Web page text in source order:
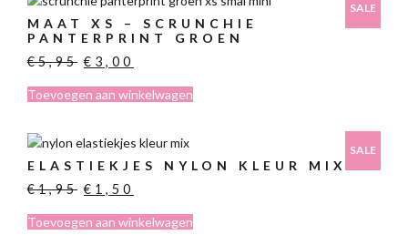
SALE
MAAT XS – SCRUNCHIE
PANTERPRINT GROEN
€5,95 Oorspronkelijke
was:
€ 3,00
is:
Toevoegen aan winkelwagen
SALE
ELASTIEKJES NYLON KLEUR MIX
€1,95 Oorspronkelijke
was:
€ 1,50
is:
Toevoegen aan winkelwagen